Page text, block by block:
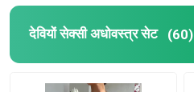
देवियों सेक्सी अधोवस्त्र सेट (60)